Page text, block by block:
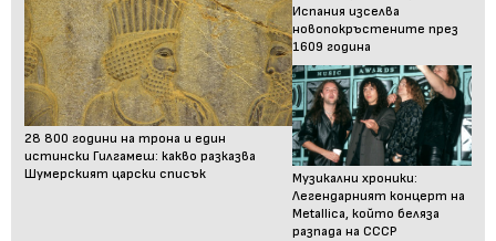
28 800 години на трона и един
истински Гилгамеш: какво разказва
Шумерският царски списък
Испания изселва
новопокръстените през
1609 година
Музикални хроники:
Легендарният концерт на
Metallica, който беляза
разпада на СССР